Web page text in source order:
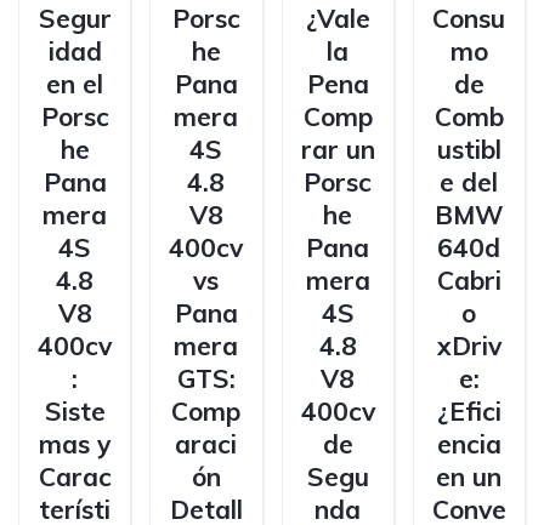
Segur
idad
en el
Porsc
he
Pana
mera
4S
4.8
V8
400cv
:
Siste
mas y
Carac
terísti
Porsc
he
Pana
mera
4S
4.8
V8
400cv
vs
Pana
mera
GTS:
Comp
araci
ón
Detall
¿Vale
la
Pena
Comp
rar un
Porsc
he
Pana
mera
4S
4.8
V8
400cv
de
Segu
nda
Consu
mo
de
Comb
ustibl
e del
BMW
640d
Cabri
o
xDriv
e:
¿Efici
encia
en un
Conve